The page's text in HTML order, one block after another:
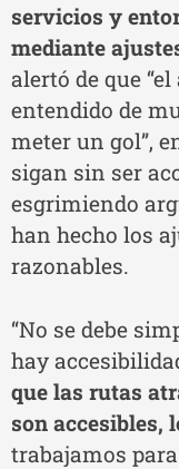
servicios y
mediante
alertó de que
entendido de
meter un gol”,
sigan sin ser
esgrimiendo
han hecho los
razonables.
“No se debe
hay
que las rutas
son accesibles,
trabajamos